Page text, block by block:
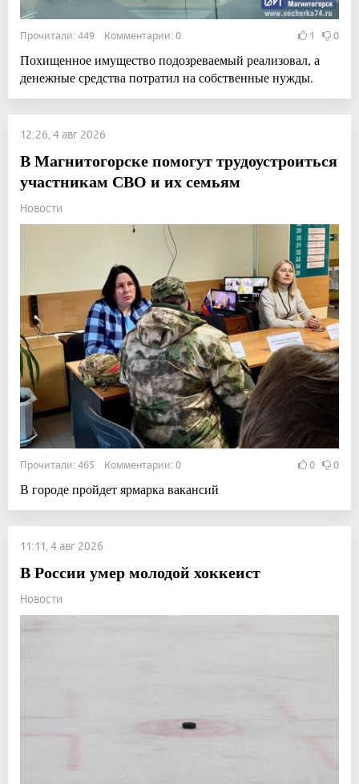
Прочитали: 449 Комментарии: 0 1 0
Похищенное имущество подозреваемый реализовал, а
денежные средства потратил на собственные нужды.
12:26, 4 авг 2026
В Магнитогорске помогут трудоустроиться
участникам СВО и их семьям
Новости
Прочитали: 465 Комментарии: 0 0 0
В городе пройдет ярмарка вакансий
11:11, 4 авг 2026
В России умер молодой хоккеист
Новости